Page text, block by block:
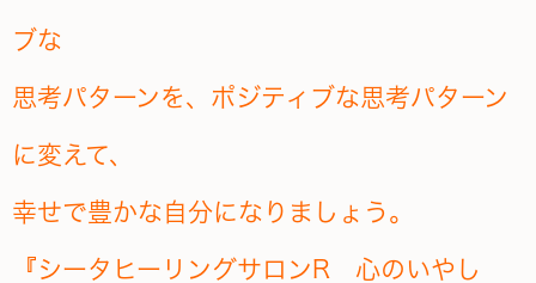
ブな
思考パターンを、ポジティブな思考パターン
に変えて、
幸せで豊かな自分になりましょう。
『シータヒーリングサロンR 心のいやし